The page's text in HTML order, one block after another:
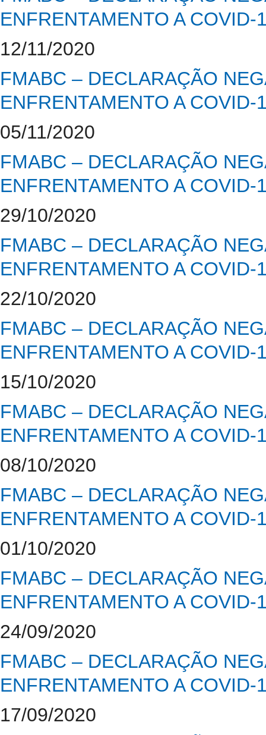
ENFRENTAMENTO A COVID-
12/11/2020
FMABC – DECLARAÇÃO
ENFRENTAMENTO A COVID-
05/11/2020
FMABC – DECLARAÇÃO
ENFRENTAMENTO A COVID-
29/10/2020
FMABC – DECLARAÇÃO
ENFRENTAMENTO A COVID-
22/10/2020
FMABC – DECLARAÇÃO
ENFRENTAMENTO A COVID-
15/10/2020
FMABC – DECLARAÇÃO
ENFRENTAMENTO A COVID-
08/10/2020
FMABC – DECLARAÇÃO
ENFRENTAMENTO A COVID-
01/10/2020
FMABC – DECLARAÇÃO
ENFRENTAMENTO A COVID-
24/09/2020
FMABC – DECLARAÇÃO
ENFRENTAMENTO A COVID-
17/09/2020